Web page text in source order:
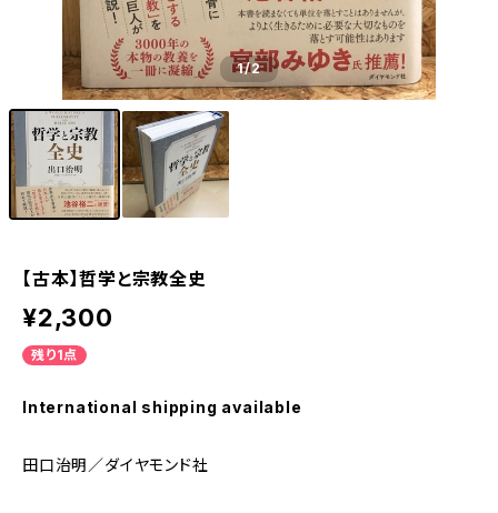
1/2
【古本】哲学と宗教全史
¥2,300
残り1点
International shipping available
田口治明／ダイヤモンド社